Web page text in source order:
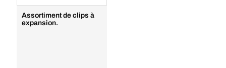
Assortiment de clips à
expansion.